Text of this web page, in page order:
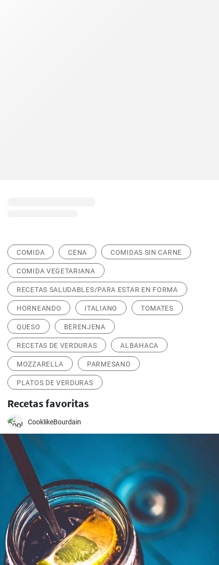
COMIDA CENA COMIDAS SIN CARNE
COMIDA VEGETARIANA
RECETAS SALUDABLES/PARA ESTAR EN FORMA
HORNEANDO ITALIANO TOMATES
QUESO BERENJENA
RECETAS DE VERDURAS ALBAHACA
MOZZARELLA PARMESANO
PLATOS DE VERDURAS
Recetas favoritas
CooklikeBourdain